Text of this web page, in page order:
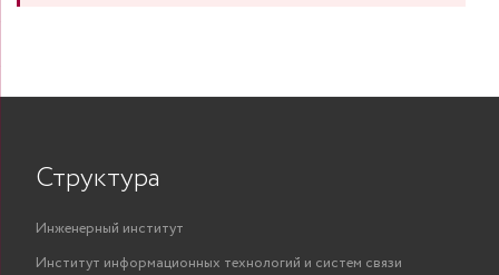
Структура
Инженерный институт
Институт информационных технологий и систем связи